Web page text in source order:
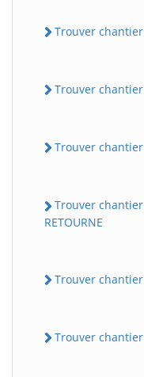
Trouver chantier
Trouver chantier
Trouver chantier
Trouver chantier
RETOURNE
Trouver chantier
Trouver chantier